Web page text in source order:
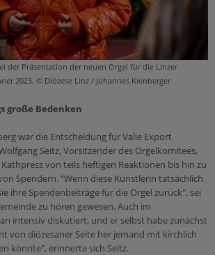
der Präsentation der neuen Orgel für die Linzer
2023. © Diözese Linz / Johannes Kienberger
große Bedenken
war die Entscheidung für Valie Export
Seitz, Vorsitzender des Orgelkomitees,
von teils heftigen Reaktionen bis hin zu
Spendern. "Wenn diese Künstlerin tatsächlich
ihre Spendenbeiträge für die Orgel zurück", sei
zu hören gewesen. Auch im
intensiv diskutiert, und er selbst habe zunächst
von diözesaner Seite her jemand mit kirchlich
könnte", erinnerte sich Seitz.